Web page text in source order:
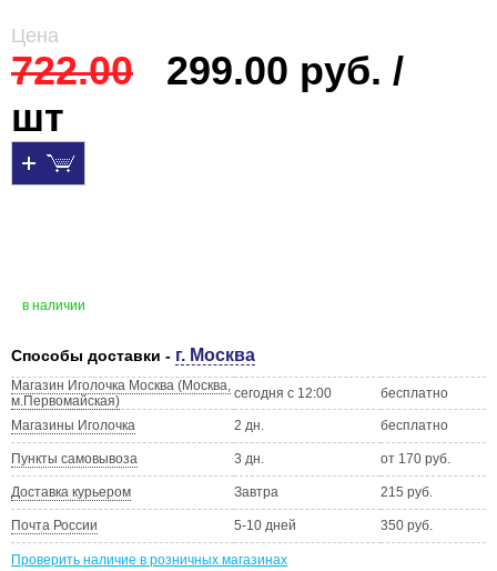
Цена
722.00
299.00 руб. /
шт
в наличии
Способы доставки - г. Москва
Магазин Иголочка Москва (Москва,
м.Первомайская)
сегодня с 12:00 бесплатно
Магазины Иголочка 2 дн. бесплатно
Пункты самовывоза 3 дн. от 170 руб.
Доставка курьером Завтра 215 руб.
Почта России 5-10 дней 350 руб.
Проверить наличие в розничных магазинах